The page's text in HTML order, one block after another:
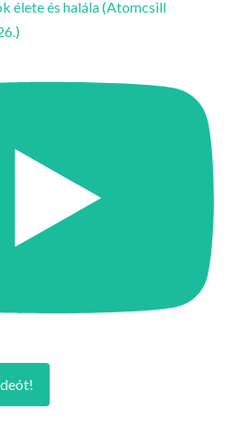
élete és halála (Atomcsill